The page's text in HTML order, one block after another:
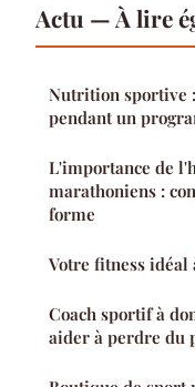
Actu — À lire
Nutrition sportive
pendant un
L'importance de
marathoniens :
forme
Votre fitness idéal
Coach sportif à
aider à perdre du